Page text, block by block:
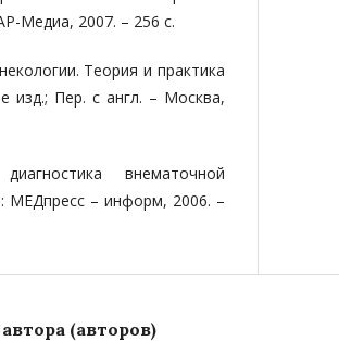
Медиа, 2007. – 256 с.
Теория и практика
Пер. с англ. – Москва,
внематочной
МЕДпресс – информ, 2006. –
(авторов)